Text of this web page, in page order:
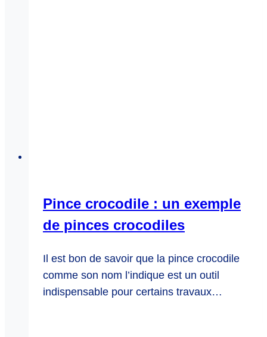
Pince crocodile : un exemple
de pinces crocodiles
Il est bon de savoir que la pince crocodile
comme son nom l’indique est un outil
indispensable pour certains travaux…